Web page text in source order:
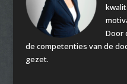
Door
de competenties van de
gezet.